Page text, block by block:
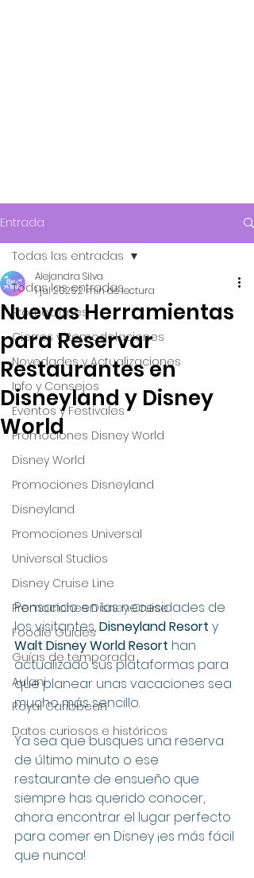
Entrada
Todas las entradas
Promociones
Cierres y Remodelaciones
Novedades y Actualizaciones
Info y Consejos
Eventos y Festivales
Promociones Disney World
Disney World
Promociones Disneyland
Disneyland
Promociones Universal
Universal Studios
Disney Cruise Line
Promociones Disney Cruise
Foodie Guides
Guías de temporada
Aulani
Royal Caribbean
Datos curiosos e históricos
Todas las entradas
Nuevas Herramientas
para Reservar
Restaurantes en
Disneyland y Disney
World
Alejandra Silva
1 jul 20252 min de lectura
Pensando en las necesidades de
los visitantes, Disneyland Resort y
Walt Disney World Resort han
actualizado sus plataformas para
que planear unas vacaciones sea
mucho más sencillo.
Ya sea que busques una reserva
de último minuto o ese
restaurante de ensueño que
siempre has querido conocer,
ahora encontrar el lugar perfecto
para comer en Disney ¡es más fácil
que nunca!